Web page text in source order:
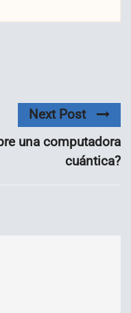
Next Post
una computadora
cuántica?